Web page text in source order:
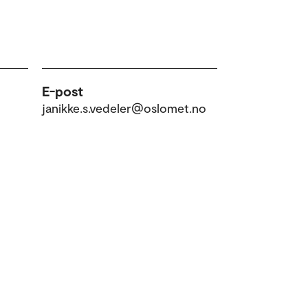
E-post
janikke.s.vedeler@oslomet.no